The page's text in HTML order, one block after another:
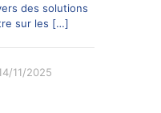
des solutions
sur les […]
11/2025